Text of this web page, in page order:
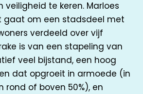
veiligheid te keren. Marloes
gaat om een stadsdeel met
verdeeld over vijf
is van een stapeling van
veel bijstand, een hoog
dat opgroeit in armoede (in
rond of boven 50%), en